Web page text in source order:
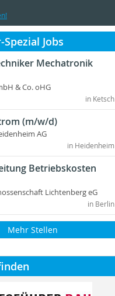
Jobs
Mechatronik
& Co. oHG
in Ketsch
(m/w/d)
AG
in Heidenheim
Betriebskosten
Lichtenberg eG
in Berlin
Mehr Stellen